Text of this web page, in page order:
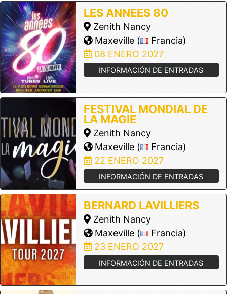
LES ANNEES 80
Zenith Nancy
Maxeville (
Francia)
08 ENERO 2027
INFORMACIÓN DE ENTRADAS
FESTIVAL MONDIAL DE
LA MAGIE
Zenith Nancy
Maxeville (
Francia)
22 ENERO 2027
INFORMACIÓN DE ENTRADAS
BERNARD LAVILLIERS
Zenith Nancy
Maxeville (
Francia)
23 ENERO 2027
INFORMACIÓN DE ENTRADAS